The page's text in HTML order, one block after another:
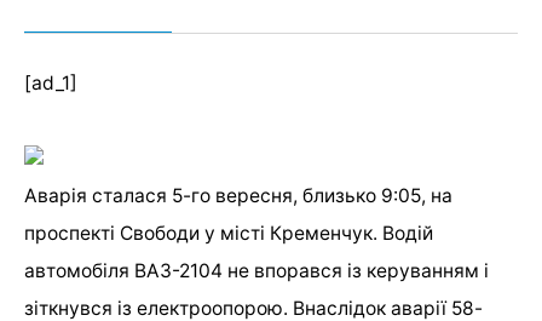
[ad_1]
Аварія сталася 5-го вересня, близько 9:05, на
проспекті Свободи у місті Кременчук. Водій
автомобіля ВАЗ-2104 не впорався із керуванням і
зіткнувся із електроопорою. Внаслідок аварії 58-